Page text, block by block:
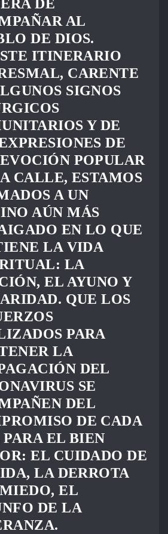
DE
AL
DE DIOS.
ITINERARIO
CARENTE
SIGNOS
Y DE
DE
POPULAR
CALLE, ESTAMOS
A UN
AÚN MÁS
EN LO QUE
LA VIDA
LA
EL AYUNO Y
QUE LOS
PARA
LA
DEL
SE
DEL
DE CADA
EL BIEN
EL CUIDADO DE
LA DERROTA
EL
DE LA